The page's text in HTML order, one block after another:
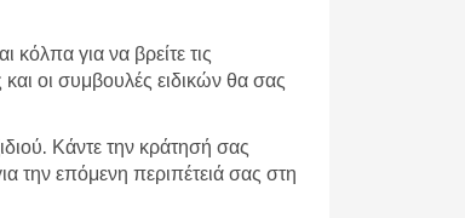
κόλπα για να βρείτε τις
οι συμβουλές ειδικών θα σας
Κάντε την κράτησή σας
την επόμενη περιπέτειά σας στη